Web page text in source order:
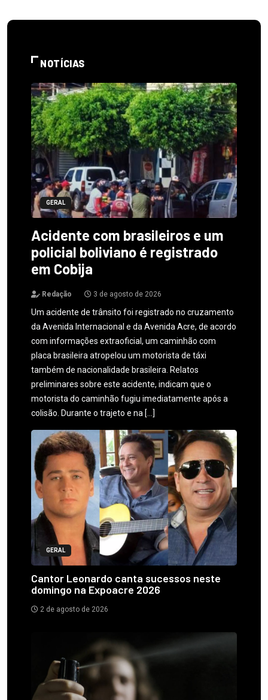
NOTÍCIAS
GERAL
Acidente com brasileiros e um
policial boliviano é registrado
em Cobija
Redação 3 de agosto de 2026
Um acidente de trânsito foi registrado no cruzamento
da Avenida Internacional e da Avenida Acre, de acordo
com informações extraoficial, um caminhão com
placa brasileira atropelou um motorista de táxi
também de nacionalidade brasileira. Relatos
preliminares sobre este acidente, indicam que o
motorista do caminhão fugiu imediatamente após a
colisão. Durante o trajeto e na […]
GERAL
Cantor Leonardo canta sucessos neste
domingo na Expoacre 2026
2 de agosto de 2026